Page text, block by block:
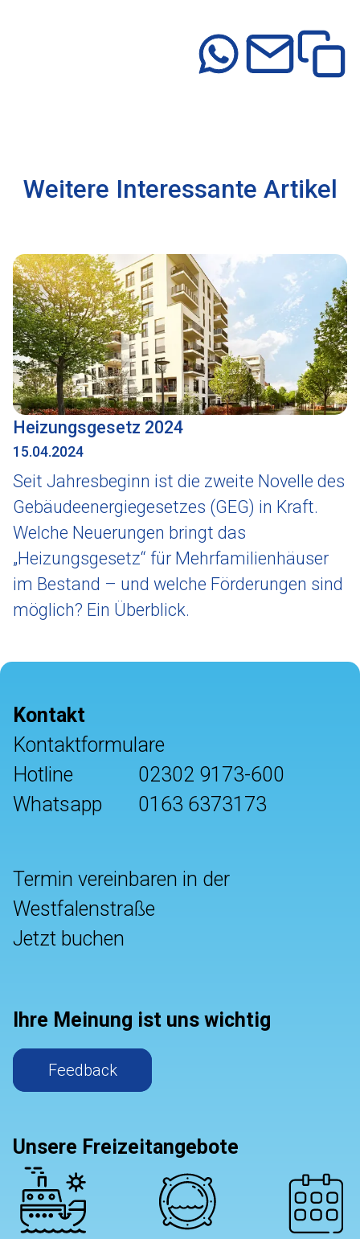
Weitere Interessante Artikel
Heizungsgesetz 2024
15.04.2024
Seit Jahresbeginn ist die zweite Novelle des
Gebäudeenergiegesetzes (GEG) in Kraft.
Welche Neuerungen bringt das
„Heizungsgesetz“ für Mehrfamilienhäuser
im Bestand – und welche Förderungen sind
möglich? Ein Überblick.
Kontakt
Kontaktformulare
Hotline
02302 9173-600
Whatsapp
0163 6373173
Termin vereinbaren in der
Westfalenstraße
Jetzt buchen
Ihre Meinung ist uns wichtig
Feedback
Unsere Freizeitangebote